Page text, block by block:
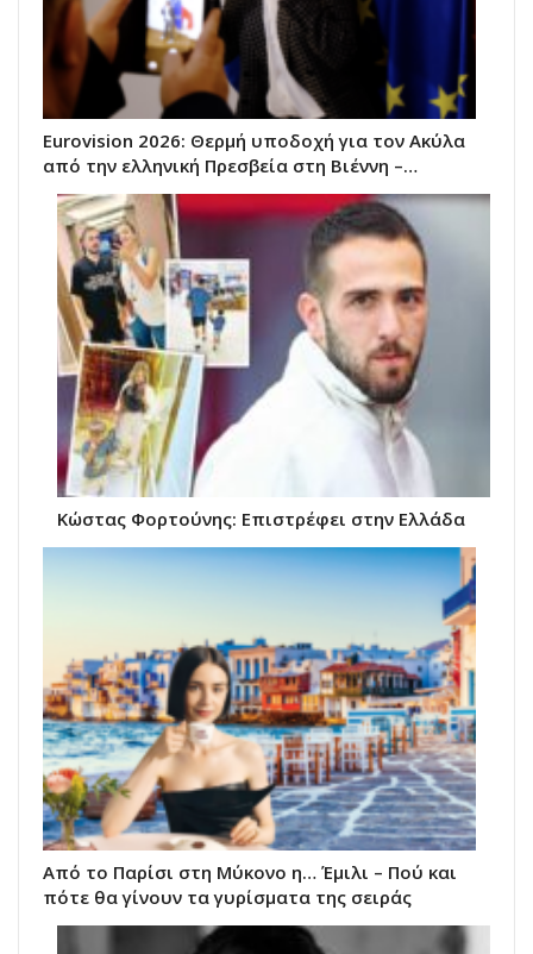
Eurovision 2026: Θερμή υποδοχή για τον Ακύλα
από την ελληνική Πρεσβεία στη Βιέννη –…
Κώστας Φορτούνης: Eπιστρέφει στην Ελλάδα
Από το Παρίσι στη Μύκονο η… Έμιλι – Πού και
πότε θα γίνουν τα γυρίσματα της σειράς